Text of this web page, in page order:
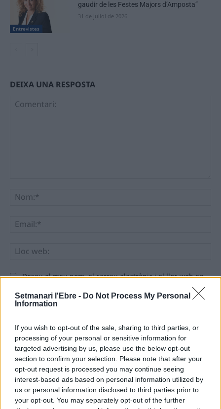
Setmanari l'Ebre - Do Not Process My Personal
Information
If you wish to opt-out of the sale, sharing to third parties, or
processing of your personal or sensitive information for
targeted advertising by us, please use the below opt-out
section to confirm your selection. Please note that after your
opt-out request is processed you may continue seeing
interest-based ads based on personal information utilized by
us or personal information disclosed to third parties prior to
your opt-out. You may separately opt-out of the further
Entrevistes
gaudir de les Festes Majors d’Amposta”
31 de juliol de 2026
DEIXA UNA RESPOSTA
Deseu el meu nom, el correu electrònic i el lloc web en
aquest navegador per a la propera vegada que comenti.
ÚLTIMES NOTÍCIES
Amposta recupera les Cases del Castell
i culmina un projecte estratègic que